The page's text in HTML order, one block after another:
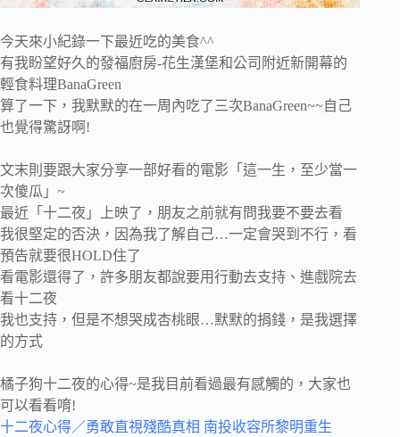
今天來小紀錄一下最近吃的美食^^
有我盼望好久的發福廚房-花生漢堡和公司附近新開幕的
輕食料理BanaGreen
算了一下，我默默的在一周內吃了三次BanaGreen~~自己
也覺得驚訝啊!
文末則要跟大家分享一部好看的電影「這一生，至少當一
次傻瓜」~
最近「十二夜」上映了，朋友之前就有問我要不要去看
我很堅定的否決，因為我了解自己…一定會哭到不行，看
預告就要很HOLD住了
看電影還得了，許多朋友都說要用行動去支持、進戲院去
看十二夜
我也支持，但是不想哭成杏桃眼…默默的捐錢，是我選擇
的方式
橘子狗十二夜的心得~是我目前看過最有感觸的，大家也
可以看看唷!
十二夜心得／勇敢直視殘酷真相 南投收容所黎明重生